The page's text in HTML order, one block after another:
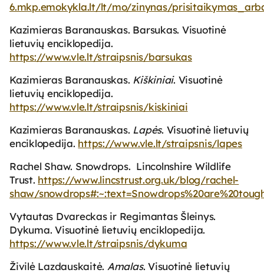
6.mkp.emokykla.lt/lt/mo/zinynas/
Kazimieras Baranauskas. Barsukas. Visuotinė
lietuvių enciklopedija.
https://www.vle.lt/straipsnis/barsukas
Kazimieras Baranauskas. Kiškiniai. Visuotinė
lietuvių enciklopedija.
https://www.vle.lt/straipsnis/kiskiniai
Kazimieras Baranauskas. Lapės. Visuotinė lietuvių
enciklopedija. https://www.vle.lt/straipsnis/lapes
Rachel Shaw. Snowdrops. Lincolnshire Wildlife
Trust. https://www.lincstrust.org.uk/blog/rachel-
shaw/
Vytautas Dvareckas ir Regimantas Šleinys.
Dykuma. Visuotinė lietuvių enciklopedija.
https://www.vle.lt/straipsnis/dykuma
Živilė Lazdauskaitė. Amalas. Visuotinė lietuvių